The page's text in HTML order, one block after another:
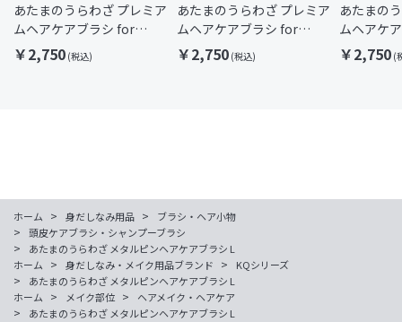
あたまのうらわざ プレミア
ムヘアケアブラシ for
Brushing
￥2,750
あたまのうらわざ プレミア
ムヘアケアブラシ for
Scalp（ショート）
￥2,750
あたまの
ムヘアケ
Scalp（ロ
￥2,750
ホーム > 身だしなみ用品 > ブラシ・ヘア小物
> 頭皮ケアブラシ・シャンプーブラシ
>
あたまのうらわざ メタルピンヘアケアブラシ L
ホーム
> 身だしなみ・メイク用品ブランド > KQシリーズ
>
あたまのうらわざ メタルピンヘアケアブラシ L
ホーム
> メイク部位 > ヘアメイク・ヘアケア
> あたまのうらわざ メタルピンヘアケアブラシ L